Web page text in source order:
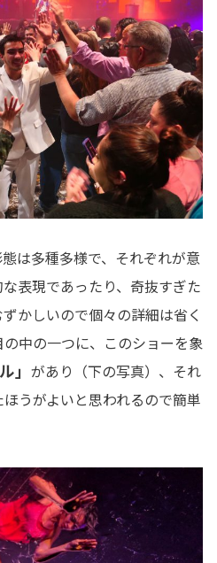
は多種多様で、それぞれが意
表現であったり、奇抜すぎた
かしいので個々の詳細は省く
中の一つに、このショーを象
」 があり（下の写真）、それ
うがよいと思われるので簡単